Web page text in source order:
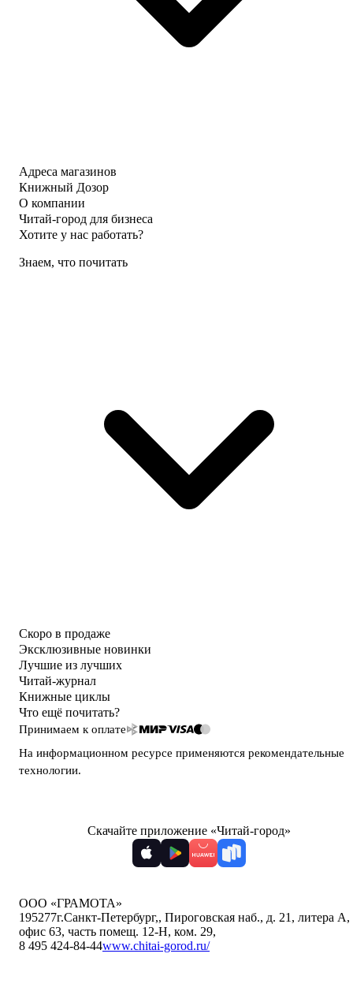
Адреса магазинов
Книжный Дозор
О компании
Читай-город для бизнеса
Хотите у нас работать?
Знаем, что почитать
Скоро в продаже
Эксклюзивные новинки
Лучшие из лучших
Читай-журнал
Книжные циклы
Что ещё почитать?
Принимаем к оплате
На информационном ресурсе применяются рекомендательные
технологии.
Скачайте приложение «Читай-город»
ООО «ГРАМОТА»
195277г.Санкт-Петербург,, Пироговская наб., д. 21, литера А,
офис 63, часть помещ. 12-Н, ком. 29,
8 495 424-84-44www.chitai-gorod.ru/